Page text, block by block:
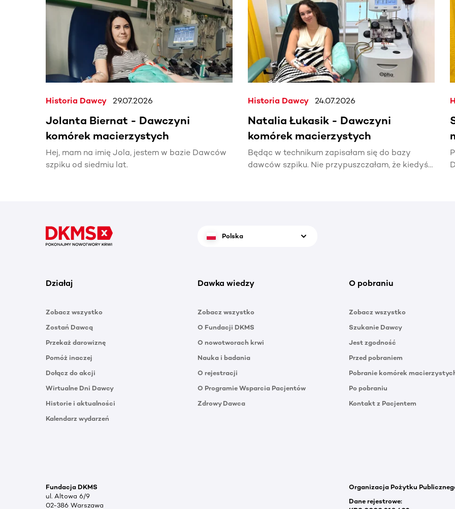
Historia Dawcy 29.07.2026
Jolanta Biernat - Dawczyni
komórek macierzystych
Hej, mam na imię Jola, jestem w bazie Dawców
szpiku od siedmiu lat.
Historia Dawcy 24.07.2026
Natalia Łukasik - Dawczyni
komórek macierzystych
Będąc w technikum zapisałam się do bazy
dawców szpiku. Nie przypuszczałam, że kiedyś
Polska
Działaj
Zobacz wszystko
Zostań Dawcą
Przekaż darowiznę
Pomóż inaczej
Dołącz do akcji
Wirtualne Dni Dawcy
Historie i aktualności
Kalendarz wydarzeń
Dawka wiedzy
Zobacz wszystko
O Fundacji DKMS
O nowotworach krwi
Nauka i badania
O rejestracji
O Programie Wsparcia Pacjentów
Zdrowy Dawca
O pobraniu
Zobacz wszystko
Szukanie Dawcy
Jest zgodność
Przed pobraniem
Pobranie komórek
Po pobraniu
Kontakt z Pacjentem
Fundacja DKMS
ul. Altowa 6/9
02-386 Warszawa
Organizacja Pożytku
Dane rejestrowe: